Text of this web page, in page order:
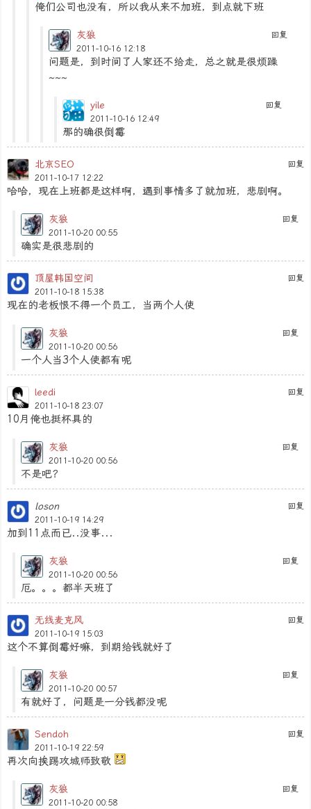
俺们公司也没有，所以我从来不加班，到点就下班
回复
灰狼
2011-10-16 12:18
问题是，到时间了人家还不给走，总之就是很烦躁
~~~
回复
yile
2011-10-16 12:49
那的确很倒霉
回复
北京SEO
2011-10-17 12:22
哈哈，现在上班都是这样啊，遇到事情多了就加班，悲剧啊。
回复
灰狼
2011-10-20 00:55
确实是很悲剧的
回复
顶屋韩国空间
2011-10-18 15:38
现在的老板恨不得一个员工，当两个人使
回复
灰狼
2011-10-20 00:56
一个人当3个人使都有呢
回复
leedi
2011-10-18 23:07
10月俺也挺杯具的
回复
灰狼
2011-10-20 00:56
不是吧？
回复
loson
2011-10-19 14:29
加到11点而已..没事...
回复
灰狼
2011-10-20 00:56
厄。。。都半天班了
回复
无线麦克风
2011-10-19 15:03
这个不算倒霉好嘛，到期给钱就好了
回复
灰狼
2011-10-20 00:57
有就好了，问题是一分钱都没呢
回复
Sendoh
2011-10-19 22:59
再次向挨踢攻城师致敬
回复
灰狼
2011-10-20 00:58